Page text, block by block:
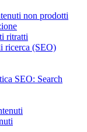
non prodotti
ritratti
ricerca (SEO)
SEO: Search